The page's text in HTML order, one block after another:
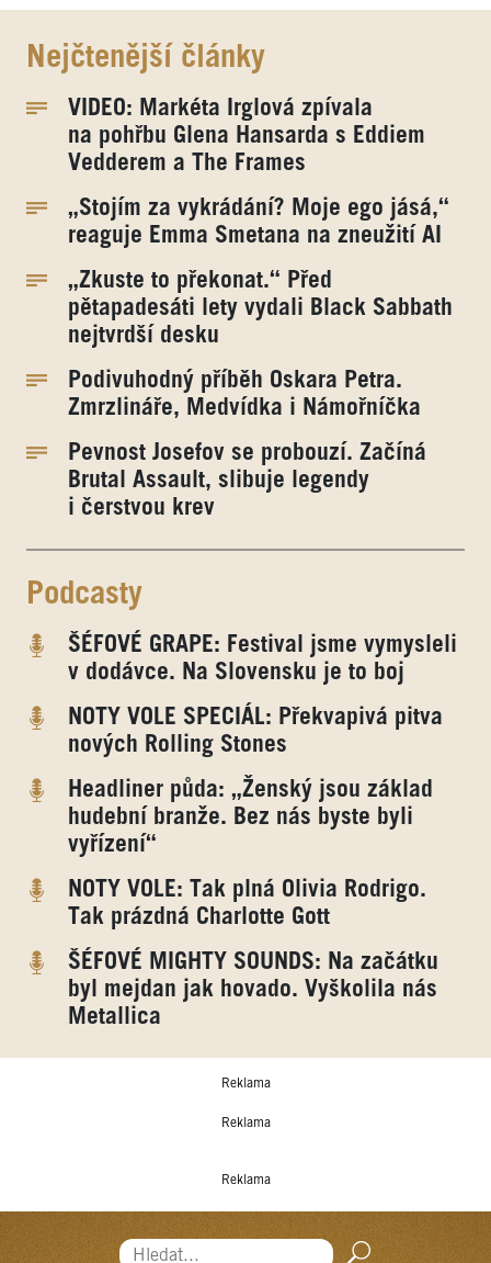
Nejčtenější články
VIDEO: Markéta Irglová zpívala
na pohřbu Glena Hansarda s Eddiem
Vedderem a The Frames
„Stojím za vykrádání? Moje ego jásá,“
reaguje Emma Smetana na zneužití AI
„Zkuste to překonat.“ Před
pětapadesáti lety vydali Black Sabbath
nejtvrdší desku
Podivuhodný příběh Oskara Petra.
Zmrzlináře, Medvídka i Námořníčka
Pevnost Josefov se probouzí. Začíná
Brutal Assault, slibuje legendy
i čerstvou krev
Podcasty
ŠÉFOVÉ GRAPE: Festival jsme vymysleli
v dodávce. Na Slovensku je to boj
NOTY VOLE SPECIÁL: Překvapivá pitva
nových Rolling Stones
Headliner půda: „Ženský jsou základ
hudební branže. Bez nás byste byli
vyřízení“
NOTY VOLE: Tak plná Olivia Rodrigo.
Tak prázdná Charlotte Gott
ŠÉFOVÉ MIGHTY SOUNDS: Na začátku
byl mejdan jak hovado. Vyškolila nás
Metallica
Reklama
Reklama
Reklama